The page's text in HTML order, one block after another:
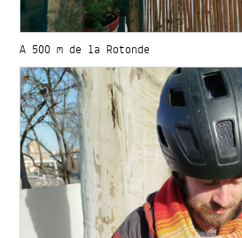
A 500 m de la Rotonde